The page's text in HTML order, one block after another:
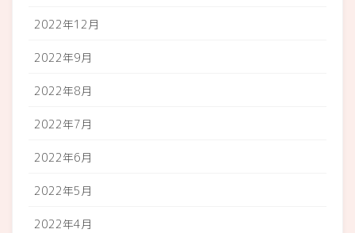
2022年12月
2022年9月
2022年8月
2022年7月
2022年6月
2022年5月
2022年4月